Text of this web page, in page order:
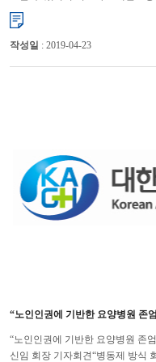
대형 산불 피해자들을 돕기 위해
작성일 : 2019-04-23
“노인인권에 기반한 요양병원 존
“노인인권에 기반한 요양병원 존
신임 회장 기자회견“병동제 방식